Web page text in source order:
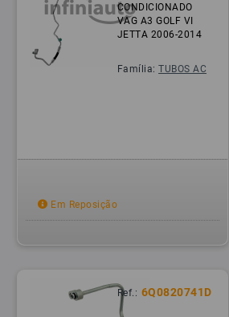
CONDICIONADO
VAG A3 GOLF VI
JETTA 2006-2014
Família:TUBOS AC
Em Reposição
Ref.: 6Q0820741D